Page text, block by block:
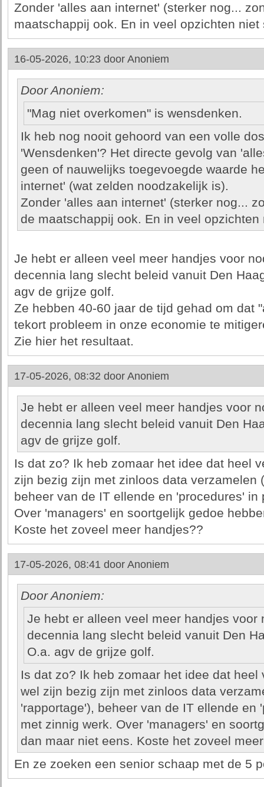
Zonder 'alles aan internet' (sterker nog...
maatschappij ook. En in veel opzichten niet
16-05-2026, 10:23 door Anoniem
Door Anoniem:
"Mag niet overkomen" is wensdenken.
Ik heb nog nooit gehoord van een volle
'Wensdenken'? Het directe gevolg van
geen of nauwelijks toegevoegde waarde
internet' (wat zelden noodzakelijk is).
Zonder 'alles aan internet' (sterker nog...
de maatschappij ook. En in veel
Je hebt er alleen veel meer handjes voor
decennia lang slecht beleid vanuit Den
agv de grijze golf.
Ze hebben 40-60 jaar de tijd gehad om dat
tekort probleem in onze economie te
Zie hier het resultaat.
17-05-2026, 08:32 door Anoniem
Je hebt er alleen veel meer handjes voor
decennia lang slecht beleid vanuit Den
agv de grijze golf.
Is dat zo? Ik heb zomaar het idee dat heel
zijn bezig zijn met zinloos data verzamelen
beheer van de IT ellende en 'procedures'
Over 'managers' en soortgelijk gedoe
Koste het zoveel meer handjes??
17-05-2026, 08:41 door Anoniem
Door Anoniem:
Je hebt er alleen veel meer handjes voor
decennia lang slecht beleid vanuit Den
O.a. agv de grijze golf.
Is dat zo? Ik heb zomaar het idee dat
wel zijn bezig zijn met zinloos data
'rapportage'), beheer van de IT ellende en
met zinnig werk. Over 'managers' en
dan maar niet eens. Koste het zoveel
En ze zoeken een senior schaap met de 5